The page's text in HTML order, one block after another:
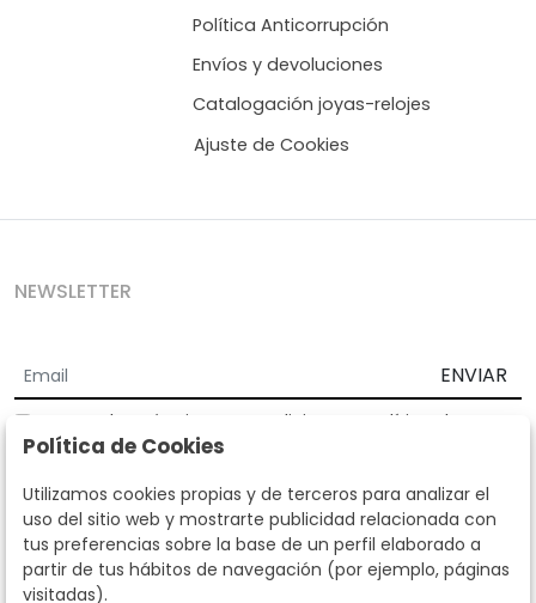
Política Anticorrupción
Envíos y devoluciones
Catalogación joyas-relojes
Ajuste de Cookies
NEWSLETTER
ENVIAR
Acepto los Términos y Condiciones
Política de
privacidad
Según la LOPD y disposiciones de desarrollo, informamos que sus
datos personales serán tratados por parte de Subastas Segre con la
finalidad de gestionar la relación comercial. Puede ejercitar los
derechos de acceso, rectificación, cancelación, oposición y demás
derechos en los términos establecidos en la normativa vigente
dirigiéndote a nosotros. Asimismo, nos puede solicitar el envío de
Política de Cookies
Utilizamos cookies propias y de terceros para analizar el
uso del sitio web y mostrarte publicidad relacionada con
tus preferencias sobre la base de un perfil elaborado a
partir de tus hábitos de navegación (por ejemplo, páginas
visitadas).